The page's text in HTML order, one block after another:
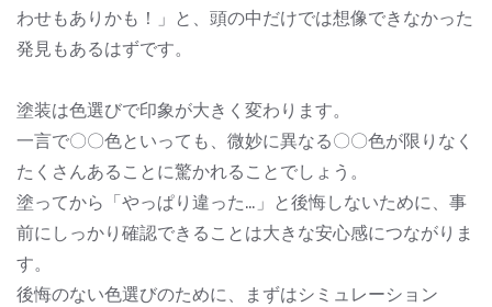
わせもありかも！」と、頭の中だけでは想像できなかった
発見もあるはずです。
塗装は色選びで印象が大きく変わります。
一言で〇〇色といっても、微妙に異なる〇〇色が限りなく
たくさんあることに驚かれることでしょう。
塗ってから「やっぱり違った…」と後悔しないために、事
前にしっかり確認できることは大きな安心感につながりま
す。
後悔のない色選びのために、まずはシミュレーション